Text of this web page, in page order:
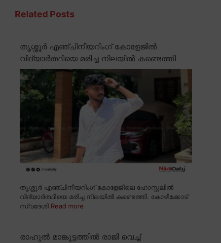
Related Posts
തൃശ്ശൂർ എഞ്ചിനീയറിംഗ് കോളേജിൽ
വിദ്യാർത്ഥിയെ മരിച്ച നിലയിൽ കണ്ടെത്തി
തൃശ്ശൂർ എഞ്ചിനീയറിംഗ് കോളേജിലെ ഹോസ്റ്റലിൽ
വിദ്യാർത്ഥിയെ മരിച്ച നിലയിൽ കണ്ടെത്തി. കോഴിക്കോട്
സ്വദേശി Read more
രാഹുൽ മാങ്കൂട്ടത്തിൽ രാജി വെച്ച്